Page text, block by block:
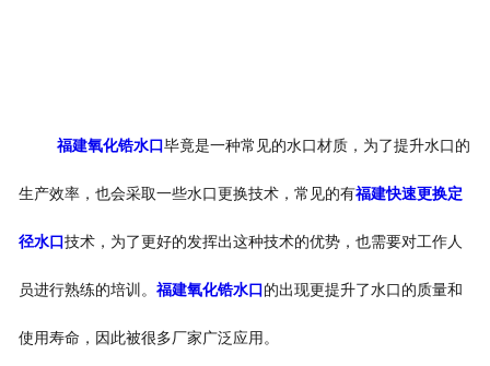
福建氧化锆水口 毕竟是一种常见的水口材质，为了提升水口的
生产效率，也会采取一些水口更换技术，常见的有福建快速更换定
径水口 技术，为了更好的发挥出这种技术的优势，也需要对工作人
员进行熟练的培训。 福建氧化锆水口 的出现更提升了水口的质量和
使用寿命，因此被很多厂家广泛应用。